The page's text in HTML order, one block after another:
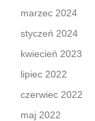
marzec 2024
styczeń 2024
kwiecień 2023
lipiec 2022
czerwiec 2022
maj 2022